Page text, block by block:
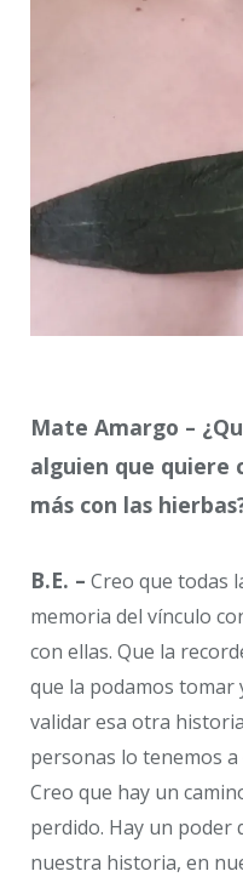
Mate Amargo –
alguien que quiere
más con las
B.E. – Creo que todas
memoria del vínculo
con ellas. Que la
que la podamos
validar esa otra
personas lo tenemos
Creo que hay un
perdido. Hay un poder
nuestra historia, en